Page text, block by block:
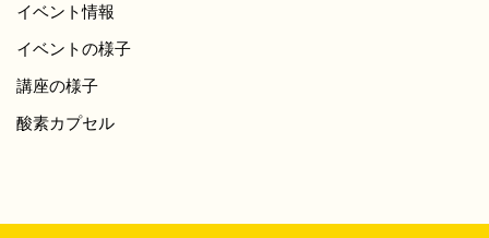
イベント情報
イベントの様子
講座の様子
酸素カプセル